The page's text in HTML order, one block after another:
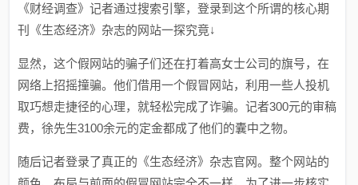
《财经调查》记者通过搜索引擎，登录到这个所谓的核心期
刊《生态经济》杂志的网站一探究竟↓
显然，这个假网站的骗子们还在打着高女士公司的旗号，在
网络上招摇撞骗。他们借用一个假冒网站，利用一些人投机
取巧想走捷径的心理，就轻松完成了诈骗。记者300元的审稿
费，徐先生3100余元的定金都成了他们的囊中之物。
随后记者登录了真正的《生态经济》杂志官网。整个网站的